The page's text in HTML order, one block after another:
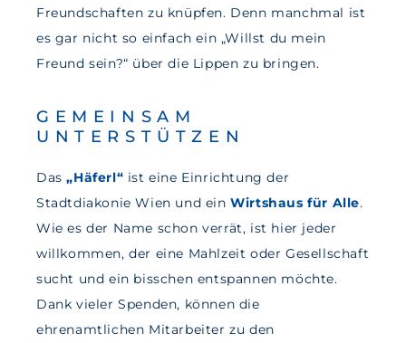
Freundschaften zu knüpfen. Denn manchmal ist
es gar nicht so einfach ein „Willst du mein
Freund sein?“ über die Lippen zu bringen.
GEMEINSAM
UNTERSTÜTZEN
Das„Häferl“ ist eine Einrichtung der
Stadtdiakonie Wien und einWirtshaus für Alle.
Wie es der Name schon verrät, ist hier jeder
willkommen, der eine Mahlzeit oder Gesellschaft
sucht und ein bisschen entspannen möchte.
Dank vieler Spenden, können die
ehrenamtlichen Mitarbeiter zu den